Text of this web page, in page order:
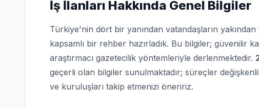
İş İlanları Hakkında Genel Bilgiler
Türkiye'nin dört bir yanından vatandaşların yakından
kapsamlı bir rehber hazırladık. Bu bilgiler; güvenilir
araştırmacı gazetecilik yöntemleriyle derlenmektedir.
geçerli olan bilgiler sunulmaktadır; süreçler
ve kuruluşları takip etmenizi öneririz.